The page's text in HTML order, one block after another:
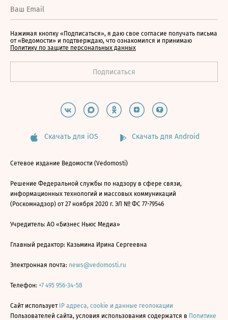
Нажимая кнопку «Подписаться», я даю свое согласие получать письма
от «Ведомости» и подтверждаю, что ознакомился и принимаю
Политику по защите персональных данных
Скачать для iOS Скачать для Android
Сетевое издание Ведомости (Vedomosti)
Решение Федеральной службы по надзору в сфере связи,
информационных технологий и массовых коммуникаций
(Роскомнадзор) от 27 ноября 2020 г. ЭЛ № ФС 77-79546
Учредитель: АО «Бизнес Ньюс Медиа»
Главный редактор: Казьмина Ирина Сергеевна
Электронная почта: news@vedomosti.ru
Телефон: +7 495 956-34-58
Сайт использует IP адреса, cookie и данные геолокации
Пользователей сайта, условия использования содержатся в Политике